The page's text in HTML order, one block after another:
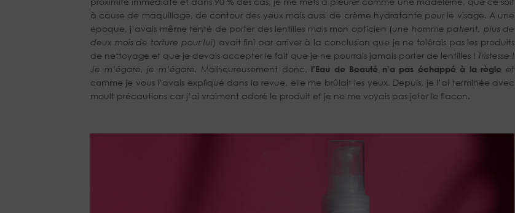
à cause de maquillage, de contour des yeux mais aussi de crème hydratante pour le visage. A une
époque, j’avais même tenté de porter des lentilles mais mon opticien (une homme patient, plus de
deux mois de torture pour lui) avait fini par arriver à la conclusion que je ne tolérais pas les produits
de nettoyage et que je devais accepter le fait que je ne pourrais jamais porter de lentilles ! Tristesse !
Je m’égare, je m’égare. Malheureusement donc, l’Eau de Beauté n’a pas échappé à la règle et
comme je vous l’avais expliqué dans la revue, elle me brûlait les yeux. Depuis, je l’ai terminée avec
moult précautions car j’ai vraiment adoré le produit et je ne me voyais pas jeter le flacon.